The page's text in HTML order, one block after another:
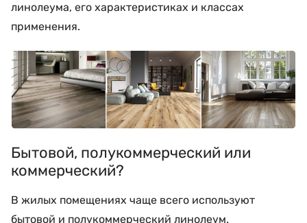
линолеума, его характеристиках и классах
применения.
Бытовой, полукоммерческий или
коммерческий?
В жилых помещениях чаще всего используют
бытовой и полукоммерческий линолеум.